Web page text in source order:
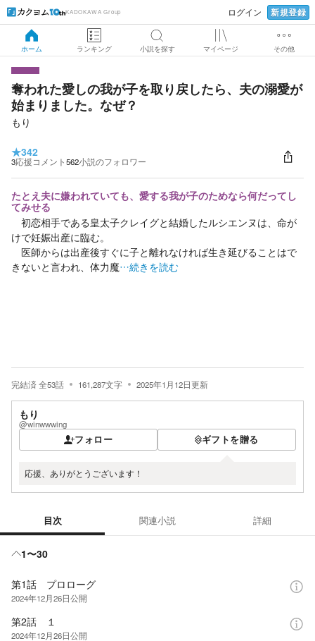
KADOKAWA Group ログイン 新規登録
ホーム ランキング 小説を探す マイページ その他
奪われた愛しの我が子を取り戻したら、夫の溺愛が
始まりました。なぜ？
もり
★342
3応援コメント562小説のフォロワー
たとえ夫に嫌われていても、愛する我が子のためなら何だってし
てみせる
初恋相手である皇太子クレイグと結婚したルシエンヌは、命が
けで妊娠出産に臨む。
医師からは出産後すぐに子と離れなければ生き延びることはで
きないと言われ、体力魔…続きを読む
完結済全53話 161,287文字 2025年1月12日更新
もり
@winwwwing
フォロー ギフトを贈る
応援、ありがとうございます！
目次 関連小説 詳細
1〜30
第1話 プロローグ
2024年12月26日公開
第2話 １
2024年12月26日公開